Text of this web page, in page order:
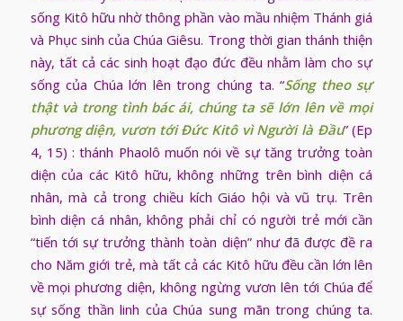
sống Kitô hữu nhờ thông phần vào mầu nhiệm Thánh giá
và Phục sinh của Chúa Giêsu. Trong thời gian thánh thiện
này, tất cả các sinh hoạt đạo đức đều nhằm làm cho sự
sống của Chúa lớn lên trong chúng ta. “Sống theo sự
thật và trong tình bác ái, chúng ta sẽ lớn lên về mọi
phương diện, vươn tới Đức Kitô vì Người là Đầu” (Ep
4, 15) : thánh Phaolô muốn nói về sự tăng trưởng toàn
diện của các Kitô hữu, không những trên bình diện cá
nhân, mà cả trong chiều kích Giáo hội và vũ trụ. Trên
bình diện cá nhân, không phải chỉ có người trẻ mới cần
“tiến tới sự trưởng thành toàn diện” như đã được đề ra
cho Năm giới trẻ, mà tất cả các Kitô hữu đều cần lớn lên
về mọi phương diện, không ngừng vươn lên tới Chúa để
sự sống thần linh của Chúa sung mãn trong chúng ta.